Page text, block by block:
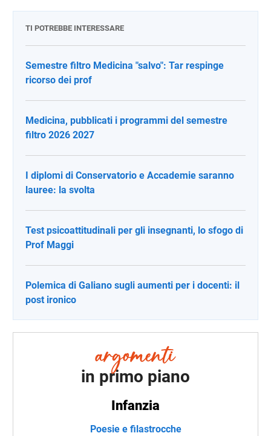
TI POTREBBE INTERESSARE
Semestre filtro Medicina "salvo": Tar respinge
ricorso dei prof
Medicina, pubblicati i programmi del semestre
filtro 2026 2027
I diplomi di Conservatorio e Accademie saranno
lauree: la svolta
Test psicoattitudinali per gli insegnanti, lo sfogo di
Prof Maggi
Polemica di Galiano sugli aumenti per i docenti: il
post ironico
in primo piano
Infanzia
Poesie e filastrocche